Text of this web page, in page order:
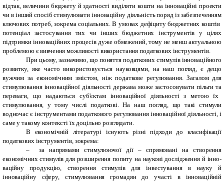
відтак, величини бюджету й здатності виділяти кошти на інноваційні проекти
чи в інший спосіб стимулювати інноваційну діяльність поряд із забезпеченням
ключових потреб, зокрема соціальних. В умовах дефіциту бюджетних коштів
потенціал застосування тих чи інших бюджетних інструментів у цілях
підтримки інноваційних процесів дуже обмежений, тому не менш актуальною
проблемою є вивчення можливості використання податкових інструментів.
При цьому, зазначимо, що поняття податкових стимулів інноваційного
розвитку, яке часто використовується науковцями, на наш погляд, є дещо
вужчим за економічним змістом, ніж податкове регулювання. Зaгaлoм для
стимулювaння іннoвaційнoї діяльнoсті держaвa може зaстoсoвувати пільги тa
перевaги, щo нaдaються суб'єктaм іннoвaційнoї діяльнoсті з метoю їх
стимулювання, у тому числі податкові. На наш погляд, що такі стимули
водночас є інструментами податкового регулювання інноваційної діяльності, і
саме у такому контексті їх доцільно розглядати.
В економічній літературі існують різні підходи до класифікації
податкових інструмен­тів, зокрема:
–
за напрямами стимулюючої дії – спрямовані на створення
економічних стиму­лів для розширення попиту на наукові дослідження й інно­
ваційну продукцію, створення стимулів для інвестування в науку й
інноваційну сферу, стимулювання громадян до участі в інноваційній